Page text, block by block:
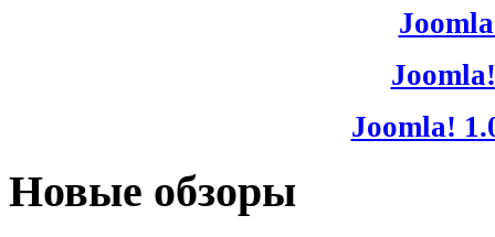
Joomla!
Новые обзоры